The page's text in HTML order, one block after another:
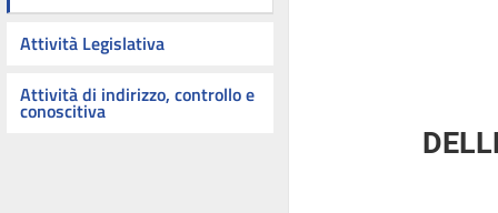
Attività Legislativa
Attività di indirizzo, controllo e
conoscitiva